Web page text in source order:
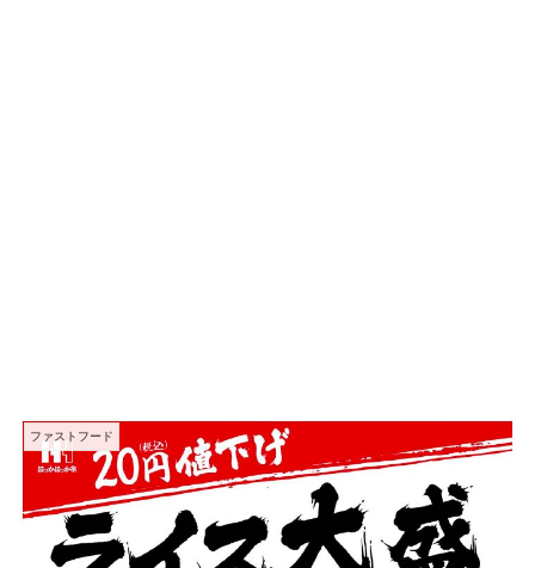
ファストフード